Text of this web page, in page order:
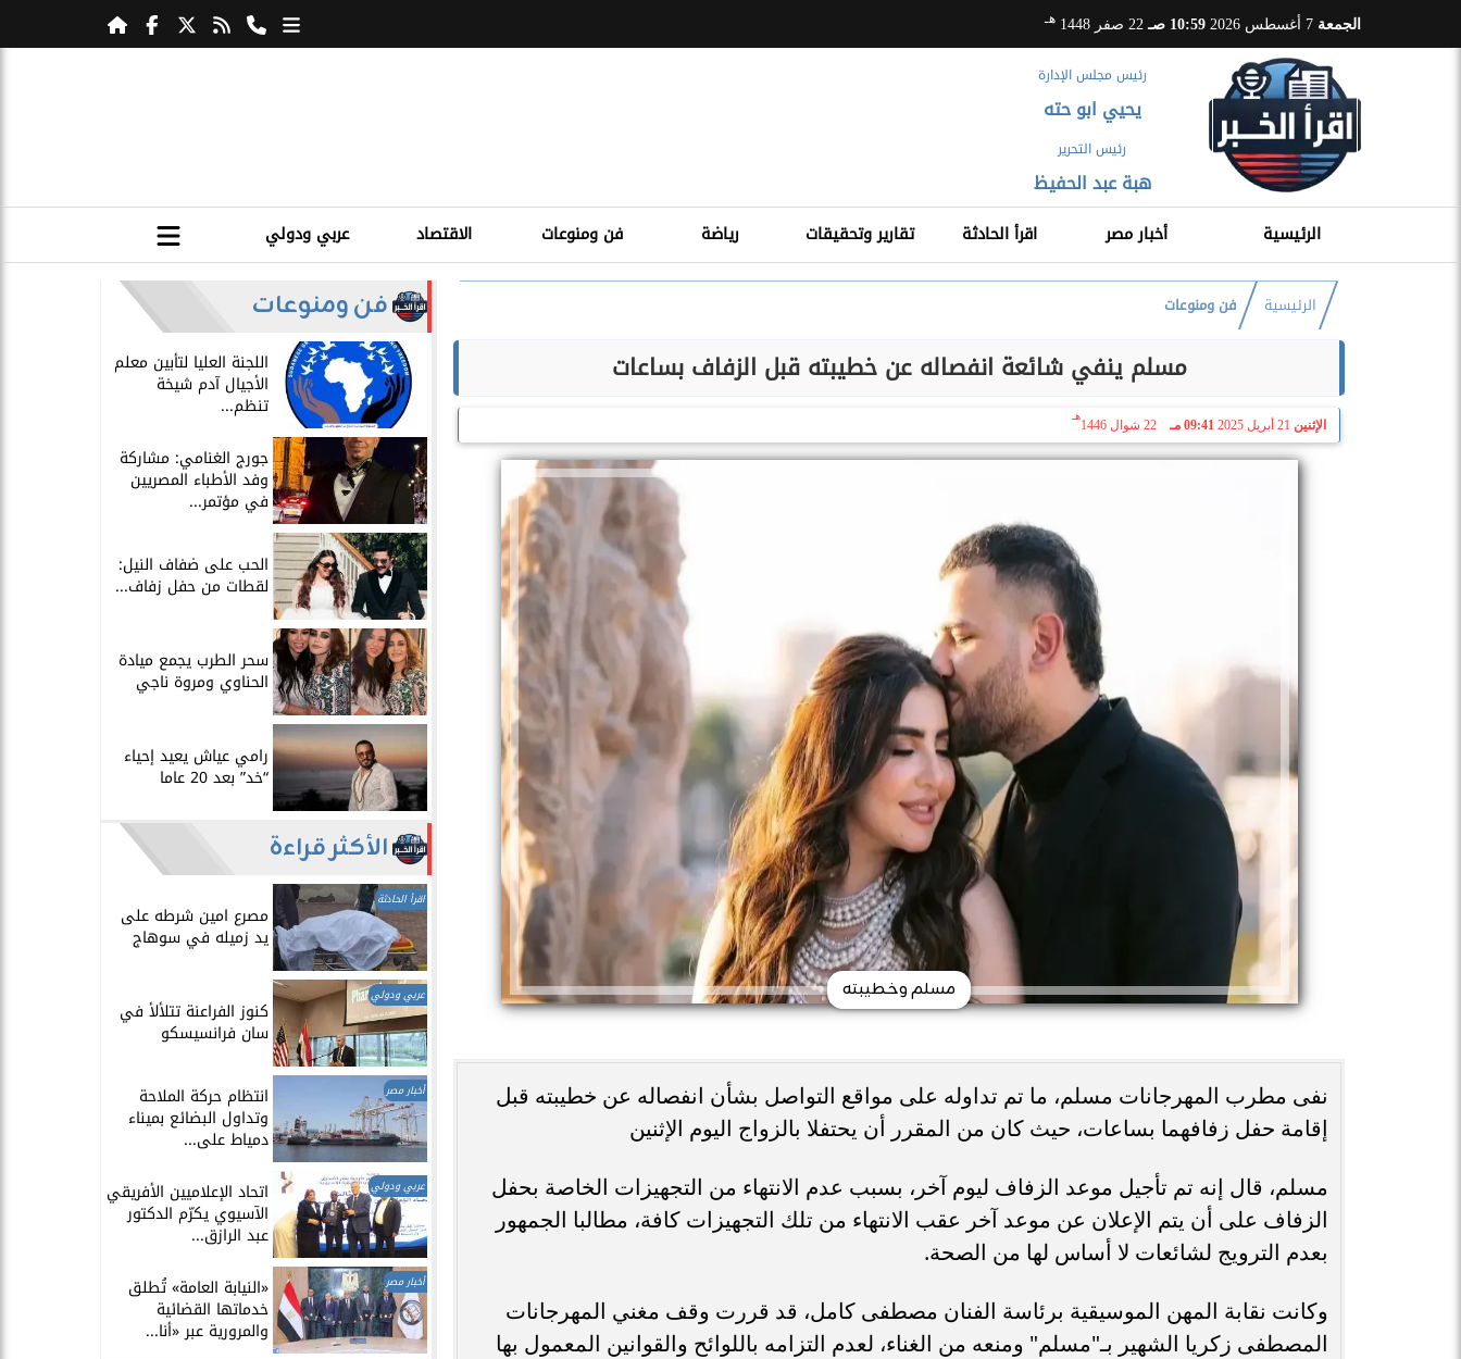
الجمعة 10:59 صـ 22 صفر 1448 هـ
رئيس مجلس الإدارة
يحيي ابو حته
رئيس التحرير
هبة عبد الحفيظ
الرئيسية أخبار مصر اقرأ الحادثة تقارير وتحقيقات رياضة فن ومنوعات الاقتصاد عربي ودولي
الرئيسية فن ومنوعات
مسلم ينفي شائعة انفصاله عن خطيبته قبل الزفاف بساعات
الإثنين 09:41 مـ 22 شوال 1446
هـ
مسلم وخطيبته
نفى مطرب المهرجانات مسلم، ما تم تداوله على مواقع التواصل بشأن انفصاله عن خطيبته قبل
إقامة حفل زفافهما بساعات، حيث كان من المقرر أن يحتفلا بالزواج اليوم الإثنين
مسلم، قال إنه تم تأجيل موعد الزفاف ليوم آخر، بسبب عدم الانتهاء من التجهيزات الخاصة بحفل
الزفاف على أن يتم الإعلان عن موعد آخر عقب الانتهاء من تلك التجهيزات كافة، مطالبا الجمهور
بعدم الترويج لشائعات لا أساس لها من الصحة.
وكانت نقابة المهن الموسيقية برئاسة الفنان مصطفى كامل، قد قررت وقف مغني المهرجانات
المصطفى زكريا الشهير بـ"مسلم" ومنعه من الغناء، لعدم التزامه باللوائح والقوانين المعمول بها
فن ومنوعات
اللجنة العليا لتأبين معلم
الأجيال آدم شيخة
تنظم...
جورج الغنامي: مشاركة
وفد الأطباء المصريين
في مؤتمر...
الحب على ضفاف النيل:
لقطات من حفل زفاف...
سحر الطرب يجمع ميادة
الحناوي ومروة ناجي
رامي عياش يعيد إحياء
“خد” بعد 20 عاما
الأكثر قراءة
اقرأ الحادثة
مصرع امين شرطه على
يد زميله في سوهاج
عربي ودولي
​كنوز الفراعنة تتلألأ في
سان فرانسيسكو
أخبار مصر انتظام حركة الملاحة
وتداول البضائع بميناء
دمياط على...
عربي ودولي اتحاد الإعلاميين الأفريقي
الآسيوي يكرّم الدكتور
عبد الرازق...
أخبار مصر ​«النيابة العامة» تُطلق
خدماتها القضائية
والمرورية عبر «أنا...